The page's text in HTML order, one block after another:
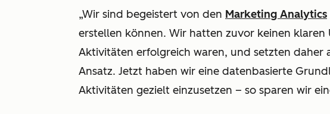
„Wir sind begeistert von den Marketing Analytics
erstellen können. Wir hatten zuvor keinen
Aktivitäten erfolgreich waren, und setzten daher
Ansatz. Jetzt haben wir eine datenbasierte
Aktivitäten gezielt einzusetzen – so sparen wir